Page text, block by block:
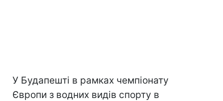
У Будапешті в рамках чемпіонату
Європи з водних видів спорту в